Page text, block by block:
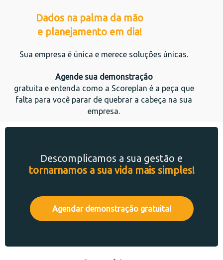
Dados na palma da mão
e planejamento em dia!
Sua empresa é única e merece soluções únicas.
Agende sua demonstração
gratuita e entenda como a Scoreplan é a peça que
falta para você parar de quebrar a cabeça na sua
empresa.
Descomplicamos a sua gestão e
tornarnamos a sua vida mais simples!
Agendar demonstração gratuita!